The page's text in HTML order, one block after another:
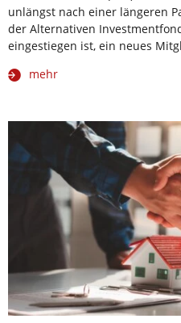
unlängst nach einer längeren
der Alternativen
eingestiegen ist, ein neues
mehr